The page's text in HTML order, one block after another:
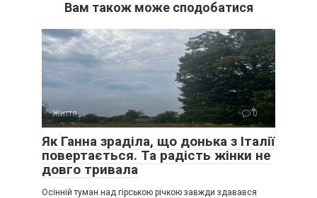
Вам також може сподобатися
Життя 0
Як Ганна зраділа, що донька з Італії
повертається. Та радість жінки не
довго тривала
Осінній туман над гірською річкою завжди здавався